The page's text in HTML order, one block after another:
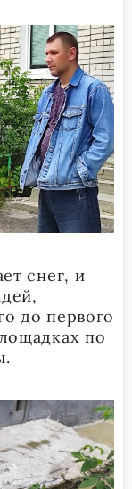
снег, и
до первого
по